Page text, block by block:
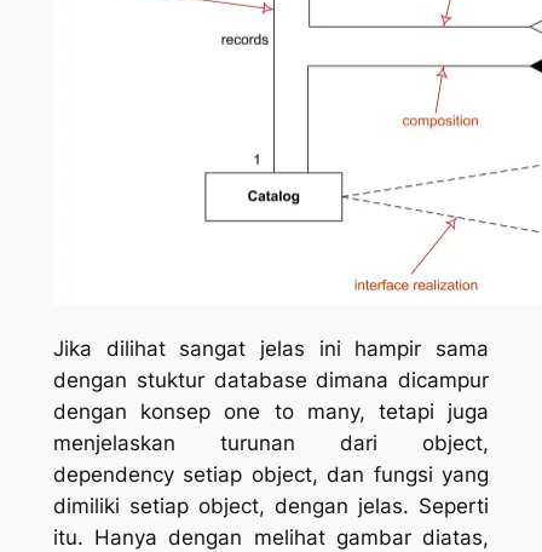
Jika dilihat sangat jelas ini hampir sama
dengan stuktur database dimana dicampur
dengan konsep one to many, tetapi juga
menjelaskan turunan dari object,
dependency setiap object, dan fungsi yang
dimiliki setiap object, dengan jelas. Seperti
itu. Hanya dengan melihat gambar diatas,